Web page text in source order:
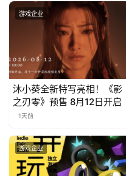
接
上
海
站
中
文
游戏企业
沐小葵全新特写亮相！《影
之刃零》预售 8月12日开启
1天前
游戏企业